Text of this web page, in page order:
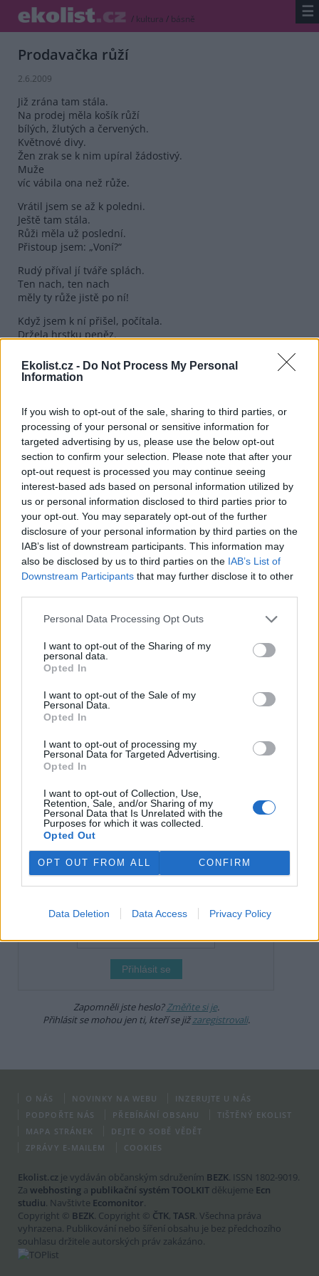
Ekolist.cz - Do Not Process My Personal
Information
If you wish to opt-out of the sale, sharing to third parties, or
processing of your personal or sensitive information for
targeted advertising by us, please use the below opt-out
section to confirm your selection. Please note that after your
opt-out request is processed you may continue seeing
interest-based ads based on personal information utilized by
us or personal information disclosed to third parties prior to
your opt-out. You may separately opt-out of the further
disclosure of your personal information by third parties on the
IAB’s list of downstream participants. This information may
also be disclosed by us to third parties on the IAB’s List of
Downstream Participants that may further disclose it to other
Personal Data Processing Opt Outs
I want to opt-out of the Sharing of my
personal data.
Opted In
I want to opt-out of the Sale of my
Personal Data.
Opted In
I want to opt-out of processing my
Personal Data for Targeted Advertising.
Opted In
I want to opt-out of Collection, Use,
Retention, Sale, and/or Sharing of my
Personal Data that Is Unrelated with the
Purposes for which it was collected.
Opted Out
OPT OUT FROM ALL CONFIRM
Data Deletion Data Access Privacy Policy
/ kultura / básně ☰
Prodavačka růží
2.6.2009
Již zrána tam stála.
Na prodej měla košík růží
bílých, žlutých a červených.
Květnové divy.
Žen zrak se k nim upíral žádostivý.
Muže
víc vábila ona než růže.
Vrátil jsem se až k poledni.
Ještě tam stála.
Růži měla už poslední.
Přistoup jsem: „Voní?“
Rudý příval jí tváře splách.
Ten nach, ten nach
měly ty růže jistě po ní!
Když jsem k ní přišel, počítala.
Držela hrstku peněz.
nějaký těžký rozpočet.
V podivném studu děla:
Člověk už pomalu nemá čas.
Hlas se jí nějak třás.
Zněl jak řinčení každodenních želez.
Vzápětí však se rozesmála:
– Vám asi záleží na její vůni!
Chcete ji beztoho jenom dobrat!
A její smích
z bělostné řady zubů se zdvih,
dvojice křídel motýlích,
bělostných,
na rudé růži usedlých.
reklama
tisknout poslat
reklama
Online diskuse
Redakce Ekolistu vítá čtenářské názory, komentáře a postřehy. Tím,
že zde publikujete svůj příspěvek, se ale zároveň zavazujete
dodržovatpravidla diskuse . V případě porušení si redakce
vyhrazuje právo smazat diskusní příspěvěk
DO DISKUZE SE MŮŽETE ZAPOJIT PO PŘIHLÁŠENÍ
Uživatelský e-mail
Zapomněli jste heslo?Změňte si je.
Přihlásit se mohou jen ti, kteří se jižzaregistrovali.
O NÁS NOVINKY NA WEBU
INZERUJTE U NÁS
PODPOŘTE NÁS
PŘEBÍRÁNÍ OBSAHU
TIŠTĚNÝ EKOLIST
MAPA STRÁNEK
DEJTE O SOBĚ VĚDĚT
ZPRÁVY E-MAILEM
COOKIES
Ekolist.cz je vydáván občanským sdružením BEZK. ISSN 1802-9019.
Za webhosting a publikační systém TOOLKIT děkujeme Ecn
studiu. Navštivte Ecomonitor.
Copyright © BEZK. Copyright © ČTK, TASR. Všechna práva
vyhrazena. Publikování nebo šíření obsahu je bez předchozího
souhlasu držitele autorských práv zakázáno.